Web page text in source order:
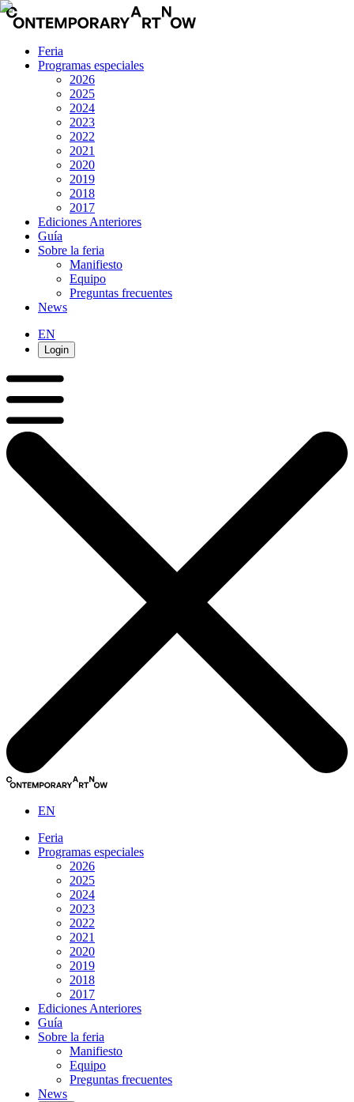
Feria
Programas especiales
2026
2025
2024
2023
2022
2021
2020
2019
2018
2017
Ediciones Anteriores
Guía
Sobre la feria
Manifiesto
Equipo
Preguntas frecuentes
News
EN
Login
EN
Feria
Programas especiales
2026
2025
2024
2023
2022
2021
2020
2019
2018
2017
Ediciones Anteriores
Guía
Sobre la feria
Manifiesto
Equipo
Preguntas frecuentes
News